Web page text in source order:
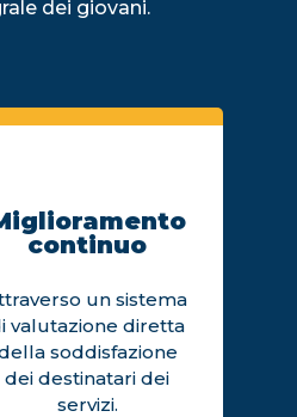
dei giovani.
continuo
un sistema
valutazione diretta
soddisfazione
dei destinatari dei
servizi.